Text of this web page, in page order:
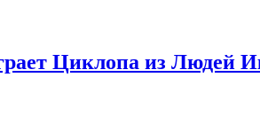
Циклопа из Людей